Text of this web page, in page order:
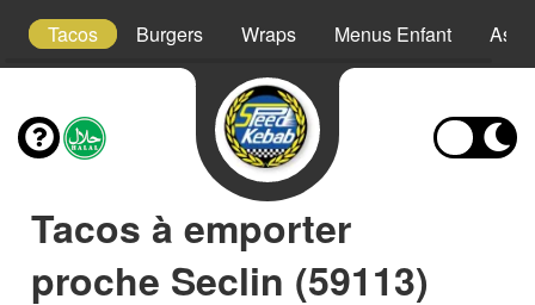
Tacos Burgers Wraps Menus Enfant
Tacos à emporter
proche Seclin (59113)